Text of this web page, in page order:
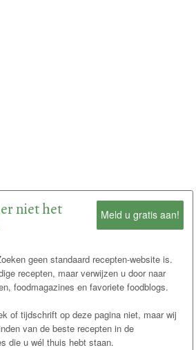
Meld u gratis aan!
niet het
geen standaard recepten-website is.
recepten, maar verwijzen u door naar
foodmagazines en favoriete foodblogs.
of tijdschrift op deze pagina niet, maar wij
van de beste recepten in de
die u wél thuis hebt staan.